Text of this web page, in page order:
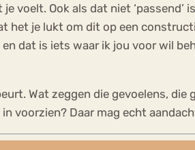
Ook als dat niet ‘passend’
je lukt om dit op een
dat is iets waar ik jou voor wil
Wat zeggen die gevoelens, die
voorzien? Daar mag echt